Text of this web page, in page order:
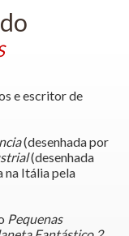
e escritor de
(desenhada por
(desenhada
na Itália pela
Pequenas